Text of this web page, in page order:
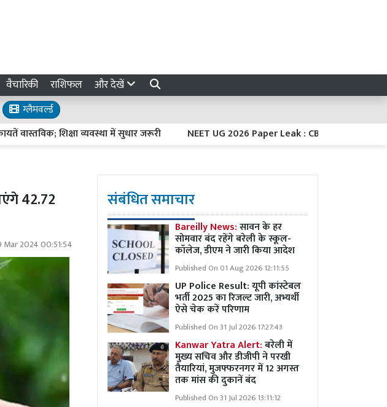
वैचारिकी राशिफल और देखें
ग्लैमवर्ल्ड
शिक्षा व्यवस्था में सुधार जरूरी NEET UG 2026 Paper Leak : CBI चार्जशीट में बड़ा
42.72
Mar 2024 00:51:54
संबंधित समाचार
Bareilly News:सावन के हर
सोमवार बंद रहेंगे बरेली के स्कूल-
कॉलेज, डीएम ने जारी किया आदेश
Published On 01 Aug 2026 12:11:55
UP Police Result: यूपी कांस्टेबल
भर्ती 2025 का रिजल्ट जारी, अभ्यर्थी
ऐसे चेक करें परिणाम
Published On 31 Jul 2026 17:27:43
Kanwar Yatra Alert:बरेली में
मुख्य सचिव और डीजीपी ने परखी
तैयारियां, मुजफ्फरनगर में 12 अगस्त
तक मांस की दुकानें बंद
Published On 31 Jul 2026 13:11:12